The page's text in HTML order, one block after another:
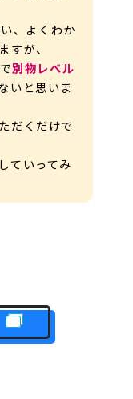
、よくわか
すが、
別物レベル
いと思いま
だくだけで
ていってみ